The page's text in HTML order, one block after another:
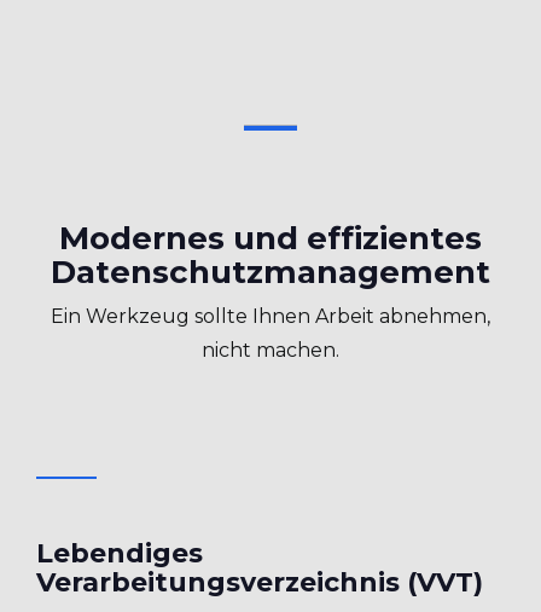
Modernes und effizientes
Datenschutzmanagement
Ein Werkzeug sollte Ihnen Arbeit abnehmen,
nicht machen.
Lebendiges
Verarbeitungsverzeichnis (VVT)